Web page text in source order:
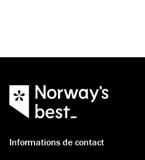
Informations de contact